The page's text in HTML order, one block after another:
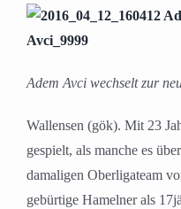
Adem Avci wechselt zur
Wallensen (gök). Mit 23
gespielt, als manche es
damaligen Oberligateam
gebürtige Hamelner als